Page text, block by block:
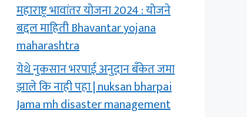
महाराष्ट्र भावांतर योजना 2024 : योजने
बद्दल माहिती Bhavantar yojana
maharashtra
येथे नुकसान भरपाई अनुदान बँकेत जमा
झाले कि नाही पहा | nuksan bharpai
Jama mh disaster management